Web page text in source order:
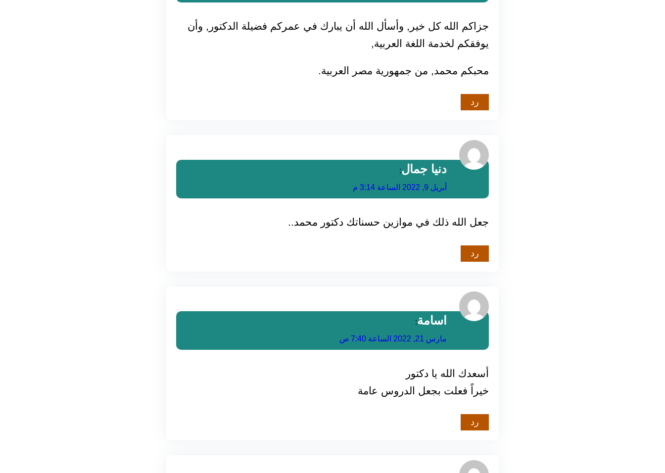
جزاكم الله كل خير, وأسأل الله أن يبارك في عمركم فضيلة الدكتور, وأن
يوفقكم لخدمة اللغة العربية,
محبكم محمد, من جمهورية مصر العربية.
رد
دنيا جمال:
أبريل 9, 2022 الساعة 3:14 م
جعل الله ذلك في موازين حسناتك دكتور محمد..
رد
اسامة:
مارس 21, 2022 الساعة 7:40 ص
أسعدك الله يا دكتور
خيراً فعلت بجعل الدروس عامة
رد